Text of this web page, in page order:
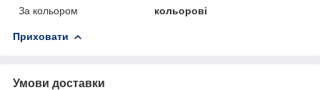
За кольором кольорові
Приховати
Умови доставки